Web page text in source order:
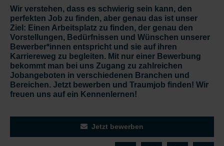
Wir verstehen, dass es schwierig sein kann, den
perfekten Job zu finden, aber genau das ist unser
Ziel: Einen Arbeitsplatz zu finden, der genau den
Vorstellungen, Bedürfnissen und Wünschen unserer
Bewerber*innen entspricht und sie auf ihren
Karriereweg zu begleiten. Mit nur einer Bewerbung
bekommt man bei uns Zugang zu zahlreichen
Jobangeboten in verschiedenen Branchen und
Bereichen. Jetzt bewerben und Traumjob finden! Wir
freuen uns auf ein Kennenlernen!
Jetzt bewerben